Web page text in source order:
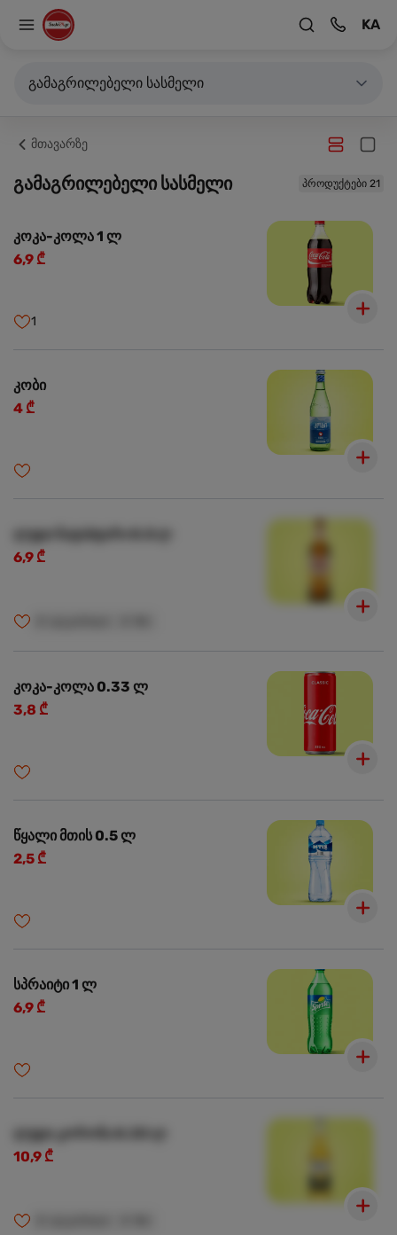
KA
გამაგრილებელი სასმელი
მთავარზე
გამაგრილებელი სასმელი პროდუქტები 21
კოკა-კოლა 1 ლ
6,9 ₾
1
კობი
4 ₾
ლუდი ნატახტარი 0.5 ლ
6,9 ₾
კოკა-კოლა 0.33 ლ
3,8 ₾
წყალი მთის 0.5 ლ
2,5 ₾
სპრაიტი 1 ლ
6,9 ₾
ლუდი კორონა 0.33 ლ
10,9 ₾